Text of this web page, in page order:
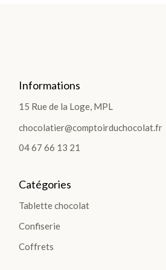
PÈR
ES >
BOÎTES &
Ballotins
Chocolats
Box et
Informations
15 Rue de la Loge, MPL
chocolatier@comptoirduchocolat.fr
04 67 66 13 21
Catégories
Tablette chocolat
Confiserie
Coffrets